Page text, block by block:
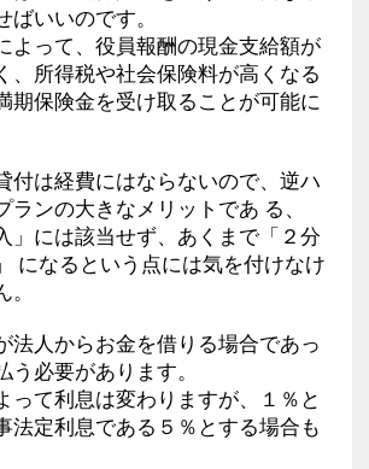
いいのです。
よって、役員報酬の現金支給額が
、所得税や社会保険料が高くなる
期保険金を受け取ることが可能に
付は経費にはならないので、逆ハ
ランの大きなメリットであ る、
」には該当せず、あくまで「２分
になるという点には気を付けなけ
法人からお金を借りる場合であっ
う必要があります。
って利息は変わりますが、１％と
法定利息である５％とする場合も